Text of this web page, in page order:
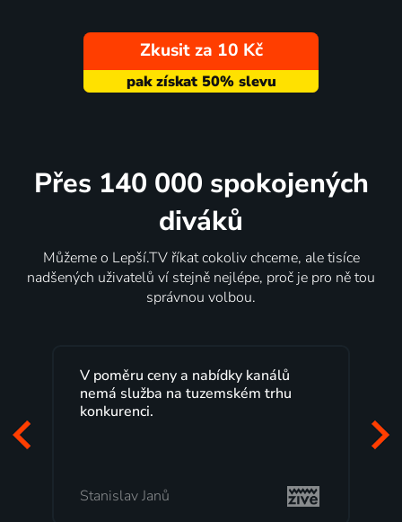
Zkusit za 10 Kč
Přes 140 000 spokojených
diváků
Můžeme o Lepší.TV říkat cokoliv chceme, ale tisíce
nadšených uživatelů ví stejně nejlépe, proč je pro ně tou
správnou volbou.
Lepší.TV sleduji už několik let s
maximální spokojeností. Velký výběr
začátek programu, to je přesně to, co
Milada Tomešová